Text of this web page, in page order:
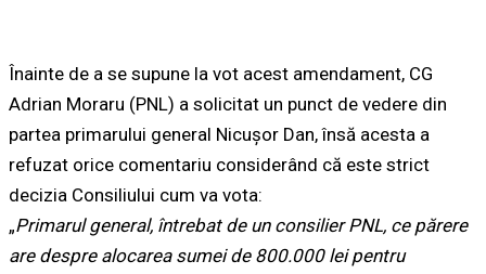
Înainte de a se supune la vot acest amendament, CG
Adrian Moraru (PNL) a solicitat un punct de vedere din
partea primarului general Nicușor Dan, însă acesta a
refuzat orice comentariu considerând că este strict
decizia Consiliului cum va vota:
„Primarul general, întrebat de un consilier PNL, ce părere
are despre alocarea sumei de 800.000 lei pentru